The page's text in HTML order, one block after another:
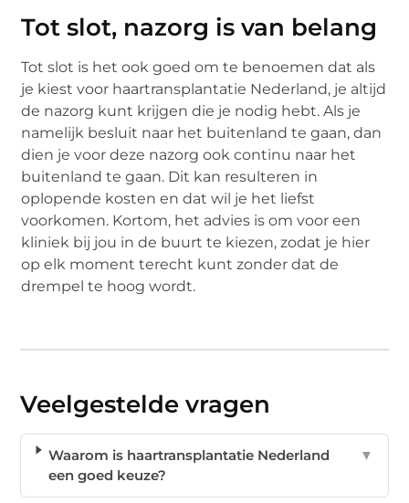
Tot slot, nazorg is van belang
Tot slot is het ook goed om te benoemen dat als
je kiest voor haartransplantatie Nederland, je altijd
de nazorg kunt krijgen die je nodig hebt. Als je
namelijk besluit naar het buitenland te gaan, dan
dien je voor deze nazorg ook continu naar het
buitenland te gaan. Dit kan resulteren in
oplopende kosten en dat wil je het liefst
voorkomen. Kortom, het advies is om voor een
kliniek bij jou in de buurt te kiezen, zodat je hier
op elk moment terecht kunt zonder dat de
drempel te hoog wordt.
Veelgestelde vragen
Waarom is haartransplantatie Nederland
een goed keuze?
▼